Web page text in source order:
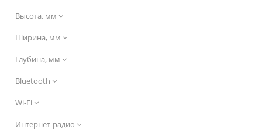
Высота, мм
Ширина, мм
Глубина, мм
Bluetooth
Wi-Fi
Интернет-радио